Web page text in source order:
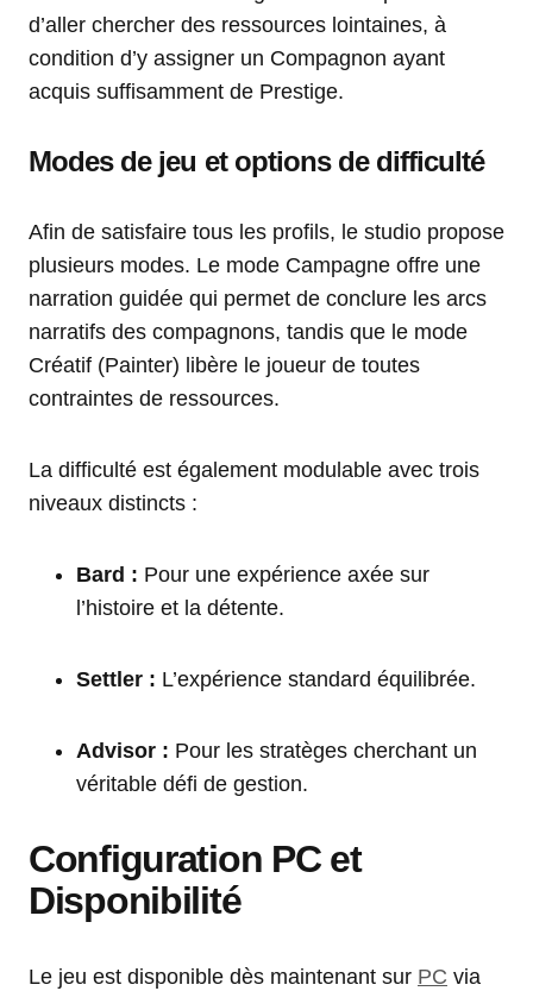
d’aller chercher des ressources lointaines, à
condition d’y assigner un Compagnon ayant
acquis suffisamment de Prestige.
Modes de jeu et options de difficulté
Afin de satisfaire tous les profils, le studio propose
plusieurs modes. Le mode Campagne offre une
narration guidée qui permet de conclure les arcs
narratifs des compagnons, tandis que le mode
Créatif (Painter) libère le joueur de toutes
contraintes de ressources.
La difficulté est également modulable avec trois
niveaux distincts :
Bard : Pour une expérience axée sur
l’histoire et la détente.
Settler : L’expérience standard équilibrée.
Advisor : Pour les stratèges cherchant un
véritable défi de gestion.
Configuration PC et
Disponibilité
Le jeu est disponible dès maintenant sur PC via